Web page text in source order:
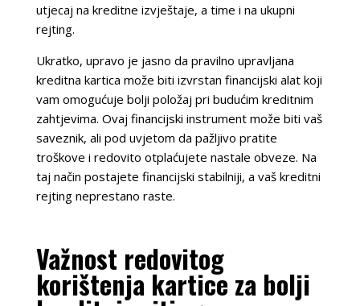
utjecaj na kreditne izvještaje, a time i na ukupni
rejting.
Ukratko, upravo je jasno da pravilno upravljana
kreditna kartica može biti izvrstan financijski alat koji
vam omogućuje bolji položaj pri budućim kreditnim
zahtjevima. Ovaj financijski instrument može biti vaš
saveznik, ali pod uvjetom da pažljivo pratite
troškove i redovito otplaćujete nastale obveze. Na
taj način postajete financijski stabilniji, a vaš kreditni
rejting neprestano raste.
Važnost redovitog
korištenja kartice za bolji